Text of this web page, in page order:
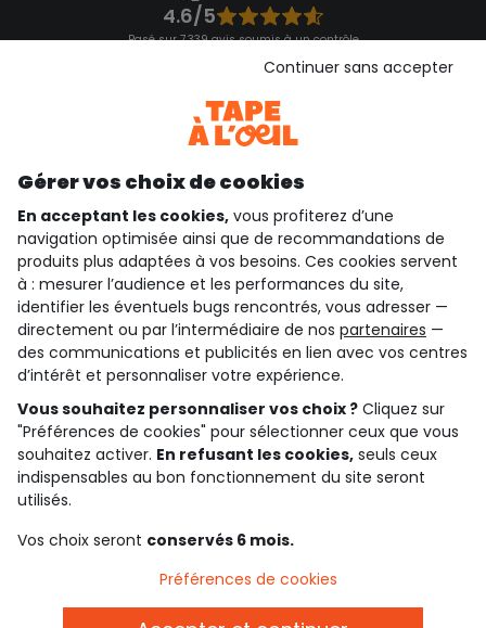
4.6/5
Basé sur 7 339 avis soumis à un contrôle
Consulter les CGU
qui sommes-nous ?
besoin d'aide ?
le club fidélité
notre catalogue
Conditions générales de ventes et d'utilisation
Conditions d’utilisation des réseaux sociaux
Politique de confidentialité
Cookies et données personnelles
Paramètres des cookies
Gérer vos choix de cookies
En acceptant les cookies, vous profiterez d’une
navigation optimisée ainsi que de recommandations de
produits plus adaptées à vos besoins. Ces cookies servent
à : mesurer l’audience et les performances du site,
identifier les éventuels bugs rencontrés, vous adresser —
directement ou par l’intermédiaire de nos partenaires —
des communications et publicités en lien avec vos centres
d’intérêt et personnaliser votre expérience.
Vous souhaitez personnaliser vos choix ? Cliquez sur
"Préférences de cookies" pour sélectionner ceux que vous
souhaitez activer. En refusant les cookies, seuls ceux
indispensables au bon fonctionnement du site seront
utilisés.
Vos choix seront conservés 6 mois.
Continuer sans accepter
Préférences de cookies